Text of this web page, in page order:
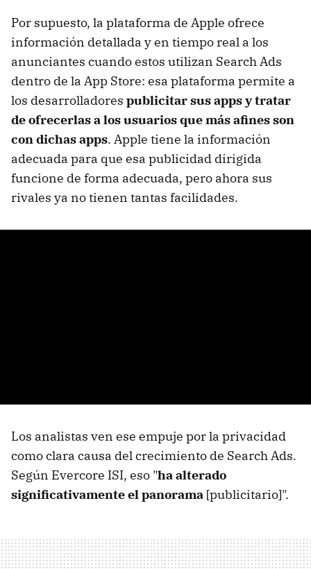
Por supuesto, la plataforma de Apple ofrece
información detallada y en tiempo real a los
anunciantes cuando estos utilizan Search Ads
dentro de la App Store: esa plataforma permite a
los desarrolladores publicitar sus apps y tratar
de ofrecerlas a los usuarios que más afines son
con dichas apps. Apple tiene la información
adecuada para que esa publicidad dirigida
funcione de forma adecuada, pero ahora sus
rivales ya no tienen tantas facilidades.
Los analistas ven ese empuje por la privacidad
como clara causa del crecimiento de Search Ads.
Según Evercore ISI, eso "ha alterado
significativamente el panorama [publicitario]".